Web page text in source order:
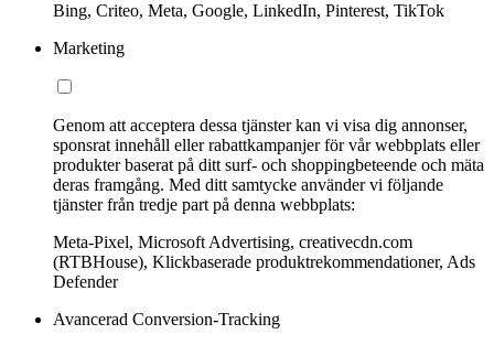
Bing, Criteo, Meta, Google, LinkedIn, Pinterest, TikTok
Marketing
Genom att acceptera dessa tjänster kan vi visa dig annonser,
sponsrat innehåll eller rabattkampanjer för vår webbplats eller
produkter baserat på ditt surf- och shoppingbeteende och mäta
deras framgång. Med ditt samtycke använder vi följande
tjänster från tredje part på denna webbplats:
Meta-Pixel, Microsoft Advertising, creativecdn.com
(RTBHouse), Klickbaserade produktrekommendationer, Ads
Defender
Avancerad Conversion-Tracking